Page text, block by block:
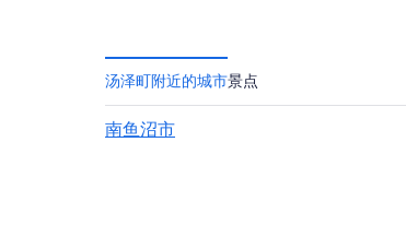
汤泽町附近的城市景点
南鱼沼市